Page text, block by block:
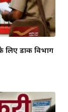
डाक विभाग